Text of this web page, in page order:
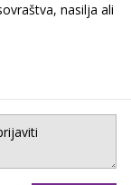
nasilja ali